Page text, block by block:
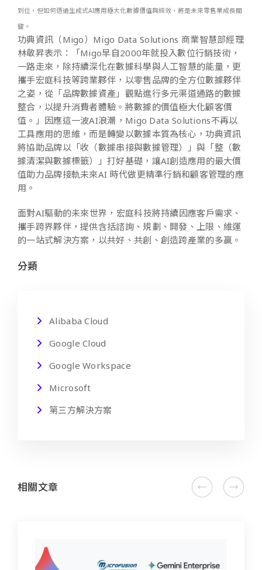
到位，但如何透過生成式AI應用極大化數據價值與綜效，將是未來零售業成長關
鍵。
功典資訊（Migo）Migo Data Solutions 商業智慧部經理
林敬昇表示：「Migo早自2000年就投入數位行銷技術，
一路走來，除持續深化在數據科學與人工智慧的能量，更
攜手宏庭科技等跨業夥伴，以零售品牌的全方位數據夥伴
之姿，從「品牌數據資產」觀點進行多元渠道通路的數據
整合，以提升消費者體驗。將數據的價值極大化顧客價
值。」因應這一波AI浪潮，Migo Data Solutions不再以
工具應用的思維，而是轉變以數據本質為核心，功典資訊
將協助品牌以「收（數據串接與數據管理）」與「整（數
據清潔與數據標籤）」打好基礎，讓AI創造應用的最大價
值助力品牌接軌未來AI 時代做更精準行銷和顧客管理的應
用。
面對AI驅動的未來世界，宏庭科技將持續因應客戶需求、
攜手跨界夥伴，提供含括諮詢、規劃、開發、上限、維運
的一站式解決方案，以共好、共創、創造跨產業的多贏。
分類
Alibaba Cloud
Google Cloud
Google Workspace
Microsoft
第三方解決方案
相關文章